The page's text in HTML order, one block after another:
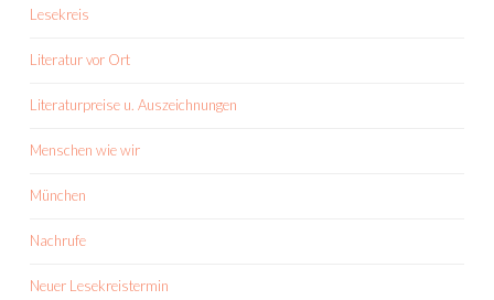
Lesekreis
Literatur vor Ort
Literaturpreise u. Auszeichnungen
Menschen wie wir
München
Nachrufe
Neuer Lesekreistermin